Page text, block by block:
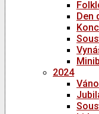
Den
2024